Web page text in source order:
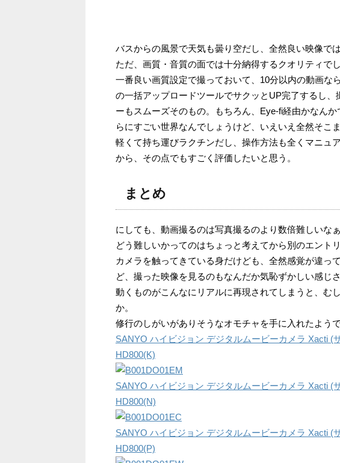
バスからの風景で天気も曇り空だし、全然良い映像で
ただ、画質・音質の面では十分納得するクオリティでし
一番良い画質設定で撮っておいて、10分以内の動画な
の一括アップロードツールでサクッとUP完了するし
ーもスムーズそのもの。もちろん、Eye-fi経由かなん
らにすごい世界なんでしょうけど、いえいえ全然そこ
軽くて持ち運びラクチンだし、操作方法も全くマニュ
から、その点でもすごく評価したいと思う。
まとめ
にしても、動画撮るのは写真撮るのより数倍難しいなぁ
どう難しいかってのはちょっと考えてから別のエント
カメラを触ってきている身だけども、全然感覚が違っ
ど、撮った映像を見るのもなんだか気恥ずかしい感じ
動くものがこんなにリアルに再現されてしまうと、む
か。
修行のしがいがありそうなオモチャを手に入れたようで
SANYO ハイビジョン デジタルムービーカメラ Xacti (
HD800(K)
SANYO ハイビジョン デジタルムービーカメラ Xacti (
HD800(N)
SANYO ハイビジョン デジタルムービーカメラ Xacti (
HD800(P)